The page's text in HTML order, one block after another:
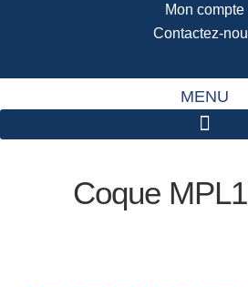
Mon compte
Contactez-
MENU
Coque